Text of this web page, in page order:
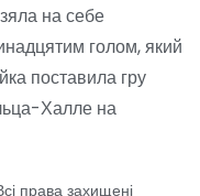
на себе
голом, який
поставила гру
Халле на
права захищені